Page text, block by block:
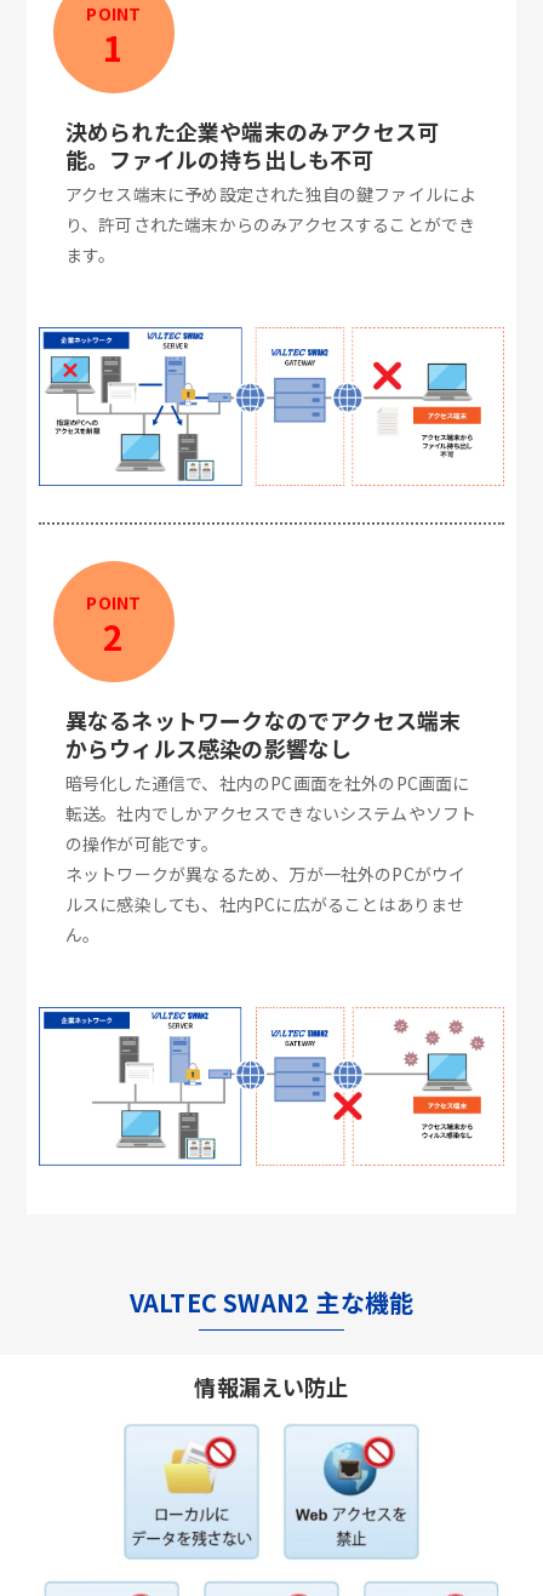
POINT
1
決められた企業や端末のみアクセス可
能。ファイルの持ち出しも不可
アクセス端末に予め設定された独自の鍵ファイルによ
り、許可された端末からのみアクセスすることができ
ます。
POINT
2
異なるネットワークなのでアクセス端末
からウィルス感染の影響なし
暗号化した通信で、社内のPC画面を社外のPC画面に
転送。社内でしかアクセスできないシステムやソフト
の操作が可能です。
ネットワークが異なるため、万が一社外のPCがウイ
ルスに感染しても、社内PCに広がることはありませ
ん。
VALTEC SWAN2 主な機能
情報漏えい防止